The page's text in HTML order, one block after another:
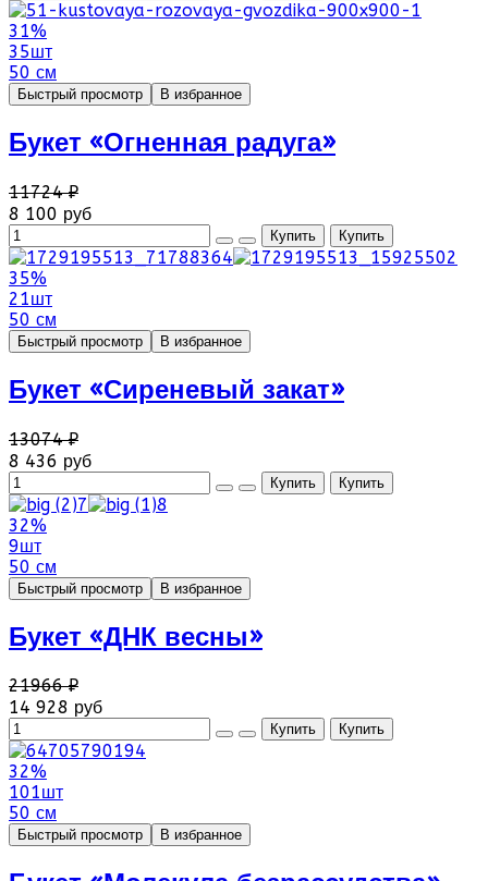
31%
35шт
50 см
Быстрый просмотр В избранное
Букет «Огненная радуга»
11724 ₽
8 100 руб
35%
21шт
50 см
Быстрый просмотр В избранное
Букет «Сиреневый закат»
13074 ₽
8 436 руб
32%
9шт
50 см
Быстрый просмотр В избранное
Букет «ДНК весны»
21966 ₽
14 928 руб
32%
101шт
50 см
Быстрый просмотр В избранное